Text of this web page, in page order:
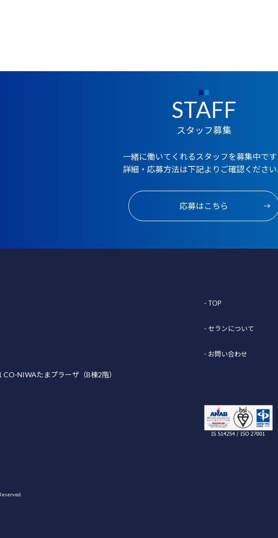
STAFF
スタッフ募集
一緒に働いてくれるスタッフを募集中です
詳細・応募方法は下記よりご確認ください
応募はこちら
NIWAたまプラーザ（B棟2階）
- TOP
- セランについて
- お問い合わせ